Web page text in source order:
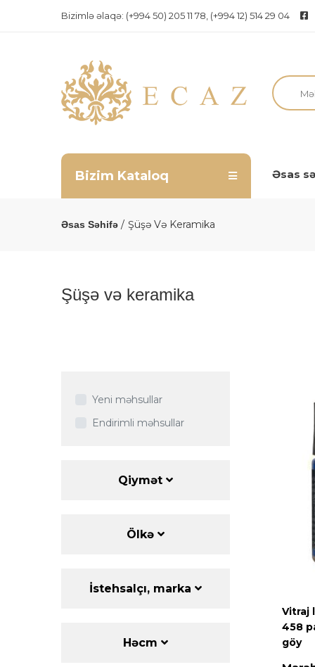
Bizimlə əlaqə: (+994 50) 205 11 78, (+994 12) 514 29 04
Bizim Kataloq Əsas
Əsas Səhifə Şüşə Və Keramika
Şüşə və keramika
Yeni məhsullar
Endirimli məhsullar
Qiymət
Ölkə
İstehsalçı, marka
Həcm
Vitraj
458
göy